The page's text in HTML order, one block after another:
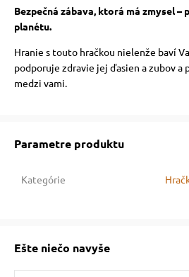
Bezpečná zábava, ktorá má zmysel –
planétu.
Hranie s touto hračkou nielenže baví
podporuje zdravie jej ďasien a zubov a
medzi vami.
Parametre produktu
Kategórie
Ešte niečo navyše